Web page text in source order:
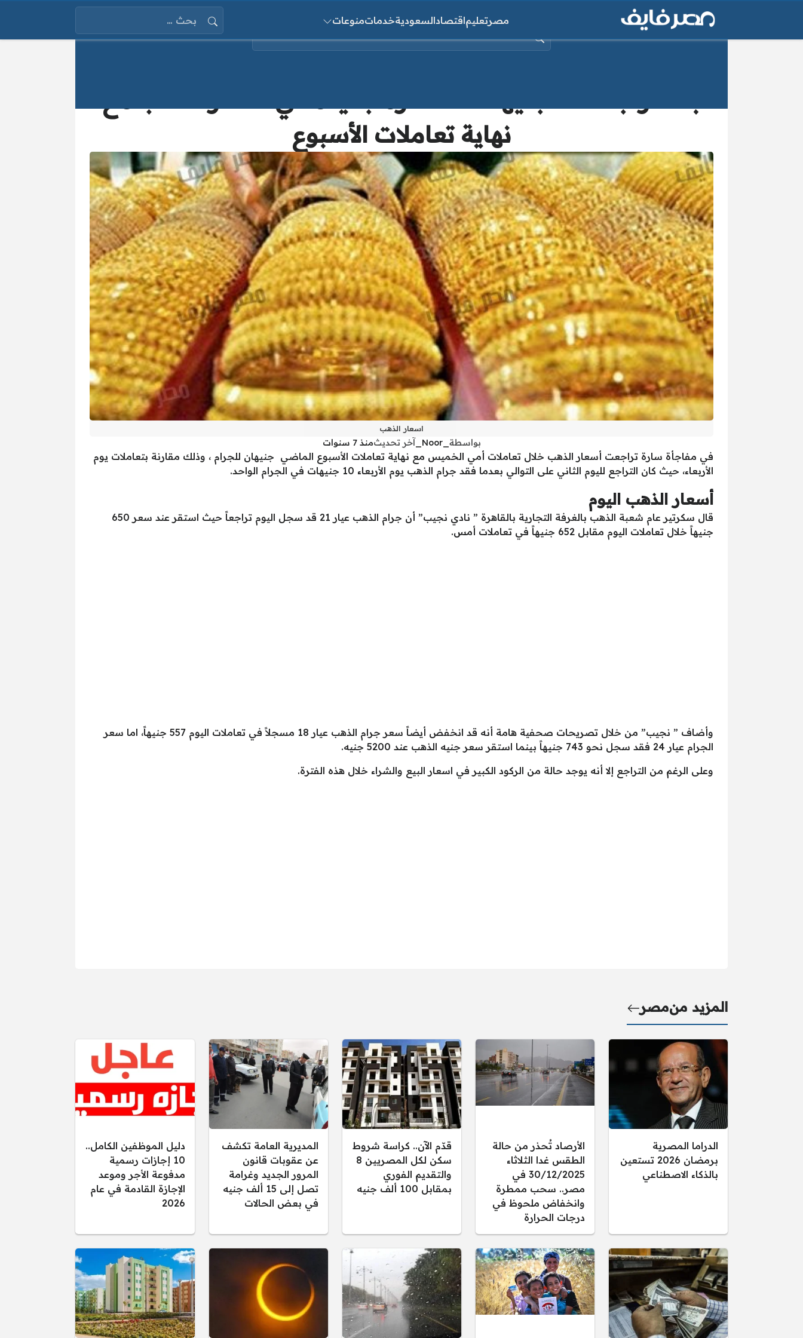
مصرتعليماقتصادالسعوديةخدماتمنوعات
البحث عن:
نهاية تعاملات الأسبوع
اسعار الذهب
بواسطة _Noor_ آخر تحديثمنذ 7 سنوات
في مفاجأة سارة تراجعت أسعار الذهب خلال تعاملات أمي الخميس مع نهاية تعاملات الأسبوع الماضي جنيهان للجرام ، وذلك مقارنة بتعاملات يوم
الأربعاء، حيث كان التراجع لليوم الثاني على التوالي بعدما فقد جرام الذهب يوم الأربعاء 10 جنيهات في الجرام الواحد.
أسعار الذهب اليوم
قال سكرتير عام شعبة الذهب بالغرفة التجارية بالقاهرة ” نادي نجيب” أن جرام الذهب عيار 21 قد سجل اليوم تراجعاً حيث استقر عند سعر 650
جنيهاً خلال تعاملات اليوم مقابل 652 جنيهاً في تعاملات أمس.
وأضاف ” نجيب” من خلال تصريحات صحفية هامة أنه قد انخفض أيضاً سعر جرام الذهب عيار 18 مسجلاً في تعاملات اليوم 557 جنيهاً، اما سعر
الجرام عيار 24 فقد سجل نحو 743 جنيهاً بينما استقر سعر جنيه الذهب عند 5200 جنيه.
وعلى الرغم من التراجع إلا أنه يوجد حالة من الركود الكبير في اسعار البيع والشراء خلال هذه الفترة.
المزيد منمصر
الدراما المصرية
برمضان 2026 تستعين
بالذكاء الاصطناعي
الأرصاد تُحذر من حالة
الطقس غدا الثلاثاء
30/12/2025 في
مصر.. سحب ممطرة
وانخفاض ملحوظ في
درجات الحرارة
قدّم الآن.. كراسة شروط
سكن لكل المصريين 8
والتقديم الفوري
بمقابل 100 ألف جنيه
المديرية العامة تكشف
عن عقوبات قانون
المرور الجديد وغرامة
تصل إلى 15 ألف جنيه
في بعض الحالات
دليل الموظفين الكامل..
10 إجازات رسمية
مدفوعة الأجر وموعد
الإجازة القادمة في عام
2026